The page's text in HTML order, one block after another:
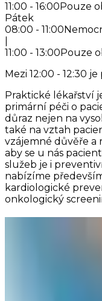
11:00 - 16:00 Pouze
Pátek
08:00 - 11:00
11:00 - 13:00 Pouze
Mezi 12:00 - 12:30
Praktické lékařství
primární péči o
důraz nejen na
také na vztah
vzájemné důvěře a
aby se u nás
služeb je i
nabízíme
kardiologické
onkologický